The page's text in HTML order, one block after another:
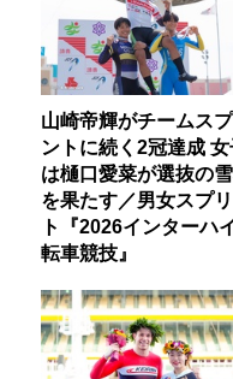
山崎帝輝がチームス
ントに続く2冠達成
は樋口愛菜が選抜の
を果たす／男女スプ
ト『2026インターハ
転車競技』